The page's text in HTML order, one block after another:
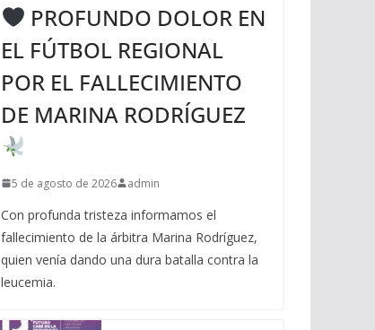
PROFUNDO DOLOR EN
EL FÚTBOL REGIONAL
POR EL FALLECIMIENTO
DE MARINA RODRÍGUEZ
5 de agosto de 2026 admin
Con profunda tristeza informamos el
fallecimiento de la árbitra Marina Rodríguez,
quien venía dando una dura batalla contra la
leucemia.